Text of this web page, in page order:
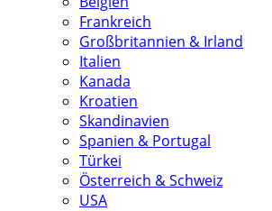
Frankreich
Großbritannien & Irland
Italien
Kanada
Kroatien
Skandinavien
Spanien & Portugal
Türkei
Österreich & Schweiz
USA